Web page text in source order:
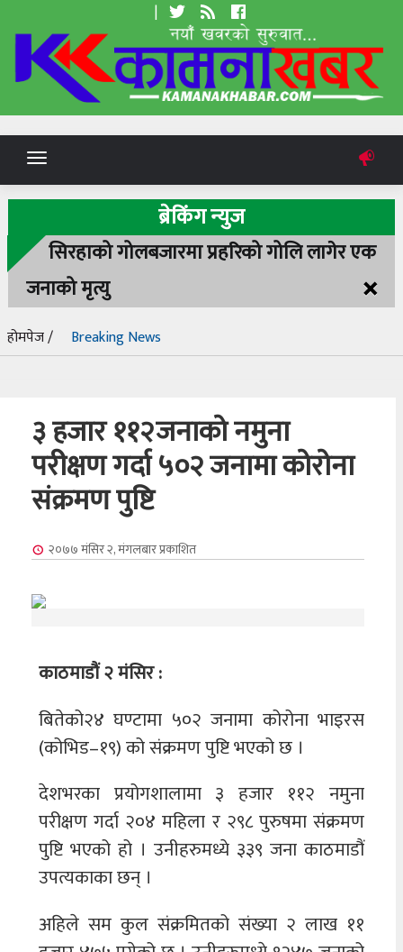
|
Toggle
navigation
ब्रेकिंग न्युज
सिरहाको गोलबजारमा प्रहरिको गोलि लागेर एक
जनाको मृत्यु
×
होमपेज / Breaking News
३ हजार ११२जनाको नमुना
परीक्षण गर्दा ५०२ जनामा कोरोना
संक्रमण पुष्टि
२०७७ मंसिर २, मंगलबारप्रकाशित
काठमाडौं २ मंसिर :
बितेको२४ घण्टामा ५०२ जनामा कोरोना भाइरस
(कोभिड–१९) को संक्रमण पुष्टि भएको छ ।
देशभरका प्रयोगशालामा ३ हजार ११२ नमुना
परीक्षण गर्दा २०४ महिला र २९८ पुरुषमा संक्रमण
पुष्टि भएको हो । उनीहरुमध्ये ३३९ जना काठमाडौं
उपत्यकाका छन् ।
अहिले सम कुल संक्रमितको संख्या २ लाख ११